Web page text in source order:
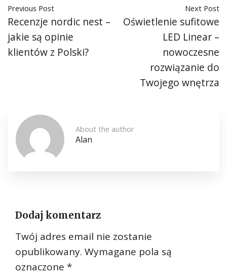
Previous Post
Recenzje nordic nest –
jakie są opinie
klientów z Polski?
Next Post
Oświetlenie sufitowe
LED Linear –
nowoczesne
rozwiązanie do
Twojego wnętrza
About the author
Alan
Dodaj komentarz
Twój adres email nie zostanie
opublikowany. Wymagane pola są
oznaczone *